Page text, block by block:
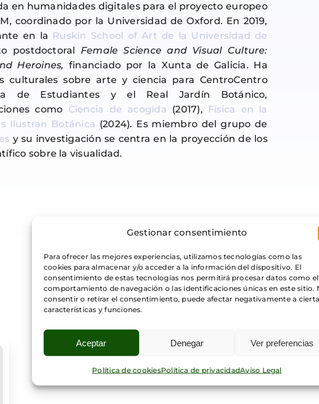
Gestionar consentimiento
Para ofrecer las mejores experiencias, utilizamos tecnologías como las
cookies para almacenar y/o acceder a la información del dispositivo. El
consentimiento de estas tecnologías nos permitirá procesar datos como el
comportamiento de navegación o las identificaciones únicas en este sitio.
consentir o retirar el consentimiento, puede afectar negativamente a
características y funciones.
Aceptar Denegar Ver preferencias
Política de cookiesPolítica de privacidadAviso Legal
en humanidades digitales para el proyecto europeo
coordinado por la Universidad de Oxford. En 2019,
en la Ruskin School of Art de la Universidad de
postdoctoral Female Science and Visual Culture:
Heroines, financiado por la Xunta de Galicia. Ha
culturales sobre arte y ciencia para CentroCentro
de Estudiantes y el Real Jardín Botánico,
como Ciencia de acogida (2017),
Física en la
Ilustran Botánica (2024). Es miembro del grupo de
y su investigación se centra en la proyección de los
sobre la visualidad.
Libros de este autor